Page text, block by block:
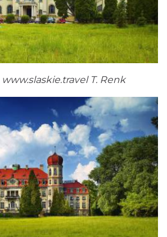
www.slaskie.travelT. Renk